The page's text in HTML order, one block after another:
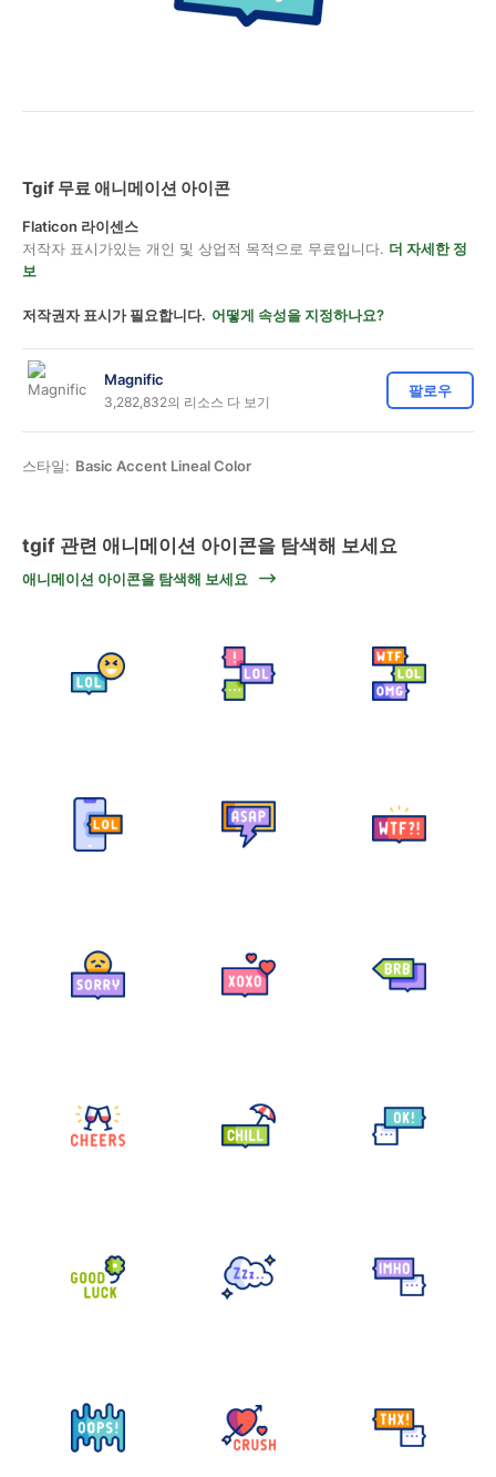
Tgif 무료 애니메이션 아이콘
Flaticon 라이센스
저작자 표시가있는 개인 및 상업적 목적으로 무료입니다. 더 자세한 정
보
저작권자 표시가 필요합니다. 어떻게 속성을 지정하나요?
Magnific
3,282,832의 리소스 다 보기
팔로우
스타일: Basic Accent Lineal Color
tgif 관련 애니메이션 아이콘을 탐색해 보세요
애니메이션 아이콘을 탐색해 보세요